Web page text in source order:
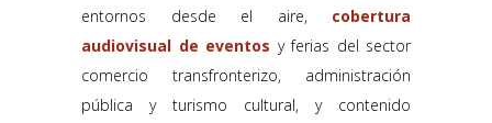
entornos desde el aire, cobertura
audiovisual de eventos y ferias del sector
comercio transfronterizo, administración
pública y turismo cultural, y contenido